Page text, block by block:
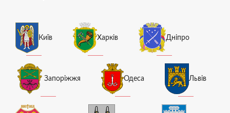
Київ Харків Дніпро
Запоріжжя Одеса Львів